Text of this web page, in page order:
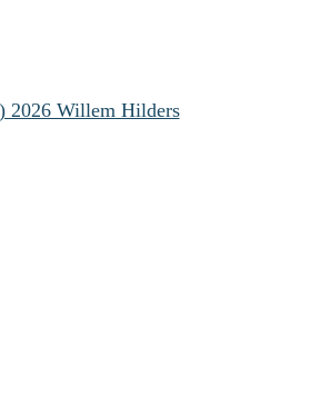
2026 Willem Hilders